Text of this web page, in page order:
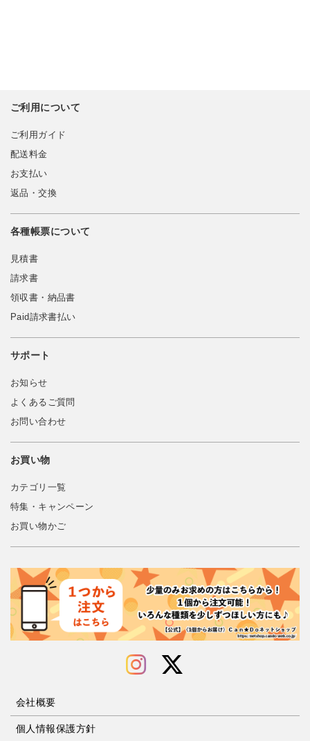
ご利用について
ご利用ガイド
配送料金
お支払い
返品・交換
各種帳票について
見積書
請求書
領収書・納品書
Paid請求書払い
サポート
お知らせ
よくあるご質問
お問い合わせ
お買い物
カテゴリ一覧
特集・キャンペーン
お買い物かご
会社概要
個人情報保護方針